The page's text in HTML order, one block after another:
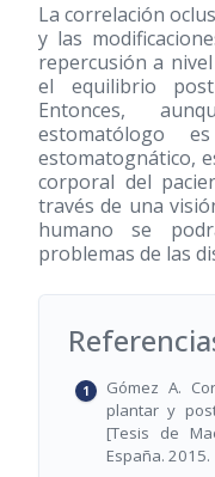
La correlación
y las
repercusión a
el equilibrio
Entonces,
estomatólogo
estomatognático,
corporal del
través de una
humano se
problemas de las
Gómez A.
plantar y
[Tesis de
España. 2015.